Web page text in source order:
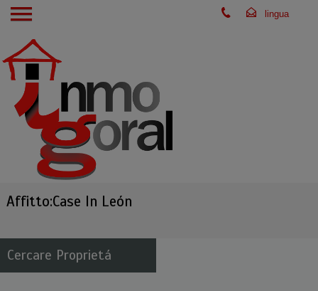
Affitto:Case In León
Cercare Proprietá